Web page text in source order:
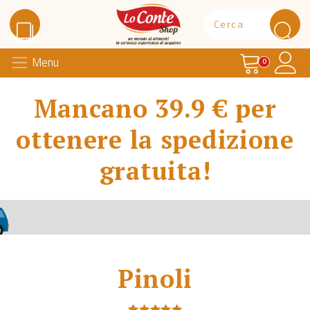
Lo Conte Shop
Menu Carrello
0
Mancano 39.9 € per
ottenere la spedizione
gratuita!
Pinoli